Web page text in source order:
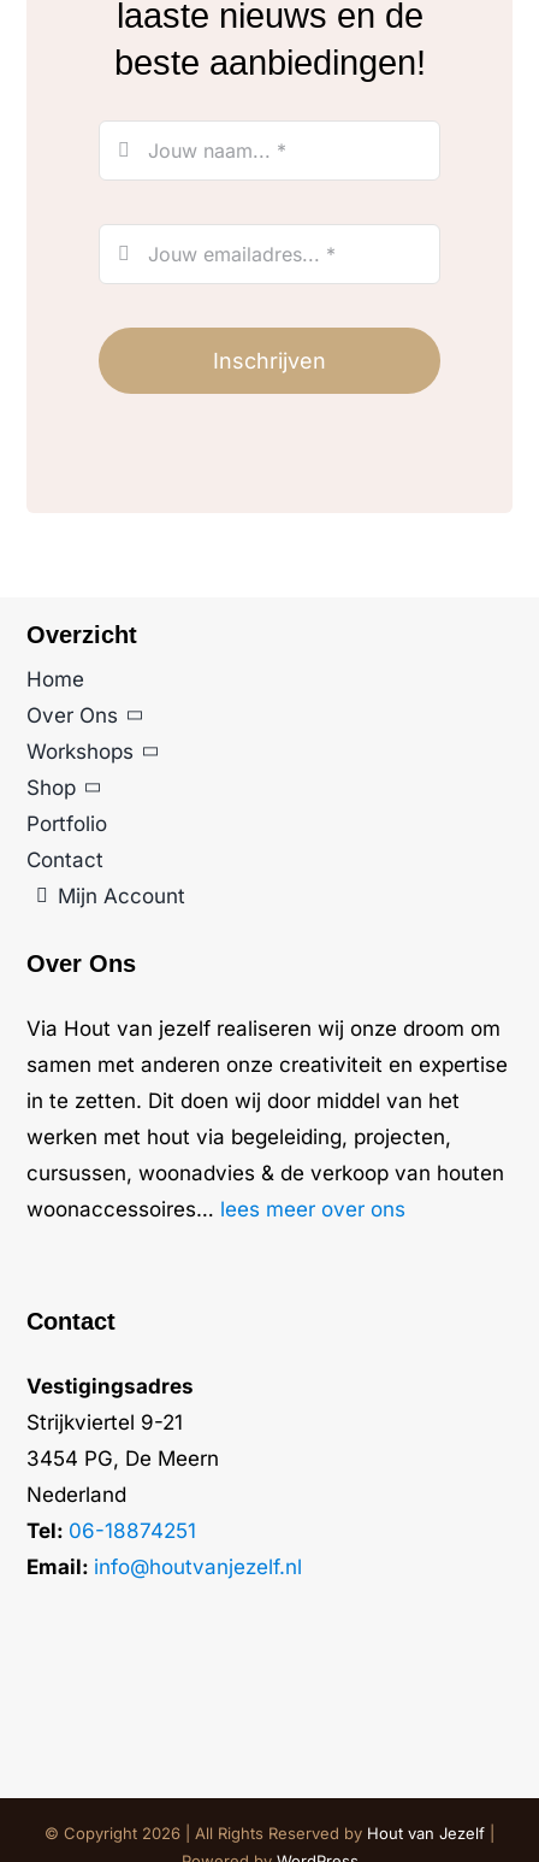
laaste nieuws en de
beste aanbiedingen!
Inschrijven
Overzicht
Home
Over Ons
Workshops
Shop
Portfolio
Contact
Mijn Account
Over Ons
Via Hout van jezelf realiseren wij onze droom om
samen met anderen onze creativiteit en expertise
in te zetten. Dit doen wij door middel van het
werken met hout via begeleiding, projecten,
cursussen, woonadvies & de verkoop van houten
woonaccessoires… lees meer over ons
Contact
Vestigingsadres
Strijkviertel 9-21
3454 PG, De Meern
Nederland
Tel: 06-18874251
Email: info@houtvanjezelf.nl
© Copyright 2026 | All Rights Reserved by Hout van Jezelf